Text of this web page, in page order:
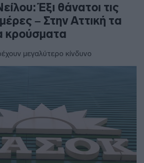
Έξι θάνατοι τις
– Στην Αττική τα
κρούσματα
μεγαλύτερο κίνδυνο